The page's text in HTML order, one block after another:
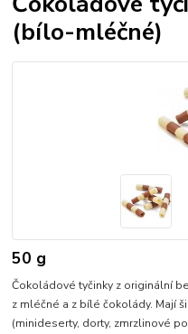
(bílo-mléčné)
50 g
Čokoládové tyčinky z originální
z mléčné a z bílé čokolády. Mají
(minideserty, dorty, zmrzlinové